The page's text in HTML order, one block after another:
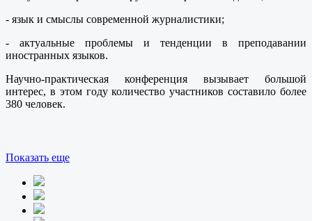
- язык и смыслы современной журналистики;
- актуальные проблемы и тенденции в преподавании
иностранных языков.
Научно-практическая конференция вызывает большой
интерес, в этом году количество участников составило более
380 человек.
Показать еще